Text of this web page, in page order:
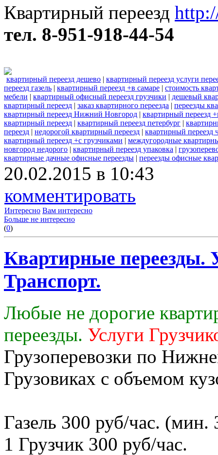
Квартирный переезд
тел. 8-951-918-44-54
квартирный переезд дешево | квартирный переезд услуги
переезд газель | квартирный переезд +в самаре | стоимость
мебели | квартирный офисный переезд грузчики | дешевый
квартирный переезд | заказ квартирного переезда | переезды
квартирный переезд Нижний Новгород | квартирный переезд
квартирный переезд | квартирный переезд петербург |
переезд | недорогой квартирный переезд | квартирный переезд
квартирный переезд +с грузчиками | междугородные
новгород недорого | квартирный переезд упаковка |
квартирные дачные офисные переезды | переезды офисные
20.02.2015 в 10:43
комментировать
Интересно Вам интересно
Больше не интересно
(0)
Квартирные переезды.
Транспорт.
Любые не дорогие
переезды. Услуги
Грузоперевозки по
Грузовиках с объемом
Газель 300 руб/час. (мин.
1 Грузчик 300 руб/час.